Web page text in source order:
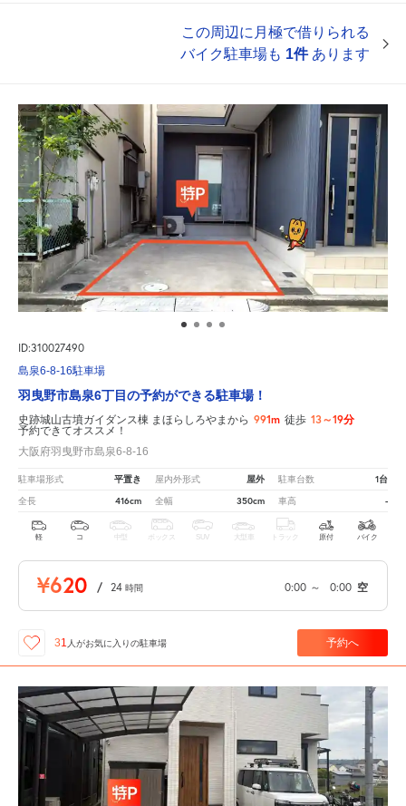
この周辺に月極で借りられる
バイク駐車場も 1件あります
ID:310027490
島泉6-8-16駐車場
羽曳野市島泉6丁目の予約ができる駐車場！
史跡城山古墳ガイダンス棟 まほらしろやまから 991m 徒歩 13～19分
予約できてオススメ！
大阪府羽曳野市島泉6-8-16
駐車場形式 平置き 屋内外形式 屋外 駐車台数 1台
全長 416cm 全幅 350cm 車高 -
軽 コ 中型 ボックス SUV 大型車 トラック 原付 バイク
¥620 / 24 時間 0:00 ～ 0:00 空
31 人がお気に入りの駐車場 予約へ